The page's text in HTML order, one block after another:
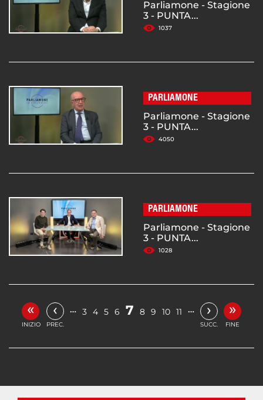
Parliamone - Stagione
3 - PUNTA...
1037
PARLIAMONE
Parliamone - Stagione
3 - PUNTA...
4050
PARLIAMONE
Parliamone - Stagione
3 - PUNTA...
1028
«
INIZIO
‹
PREC.
… 3 4 5 6 7 8 9 10 11 … ›
SUCC.
»
FINE